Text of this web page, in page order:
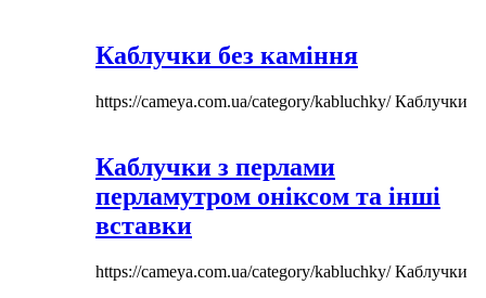
Каблучки без каміння
https://cameya.com.ua/category/kabluchky/Каблучки
Каблучки з перлами
перламутром оніксом та інші
вставки
https://cameya.com.ua/category/kabluchky/Каблучки